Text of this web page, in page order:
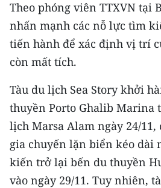
MEDIA CENTER
E-Magazine
Video
Media Chính trị
Media Kinh tế
Theo phóng viên TTXVN tại
nhấn mạnh các nỗ lực tìm
tiến hành để xác định vị trí
còn mất tích.
Tàu du lịch Sea Story khởi
thuyền Porto Ghalib Marina
lịch Marsa Alam ngày 24/
gia chuyến lặn biển kéo dài
kiến trở lại bến du thuyền
vào ngày 29/11. Tuy nhiên,